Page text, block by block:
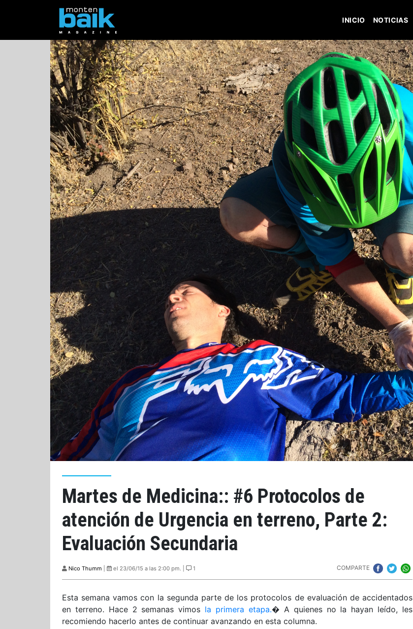
INICIO NOTICIAS
Martes de Medicina:: #6 Protocolos de
atención de Urgencia en terreno, Parte 2:
Evaluación Secundaria
Nico Thumm el 23/06/15 a las 2:00 pm. | 1 COMPARTE
Esta semana vamos con la segunda parte de los protocolos de evaluación de accidentados
en terreno. Hace 2 semanas vimos la primera etapa.� A quienes no la hayan leído, les
recomiendo hacerlo antes de continuar avanzando en esta columna.